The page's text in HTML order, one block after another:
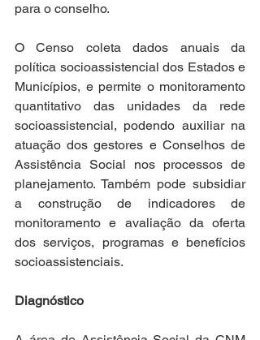
para o conselho.
O Censo coleta dados anuais da
política socioassistencial dos Estados e
Municípios, e permite o monitoramento
quantitativo das unidades da rede
socioassistencial, podendo auxiliar na
atuação dos gestores e Conselhos de
Assistência Social nos processos de
planejamento. Também pode subsidiar
a construção de indicadores de
monitoramento e avaliação da oferta
dos serviços, programas e benefícios
socioassistenciais.
Diagnóstico